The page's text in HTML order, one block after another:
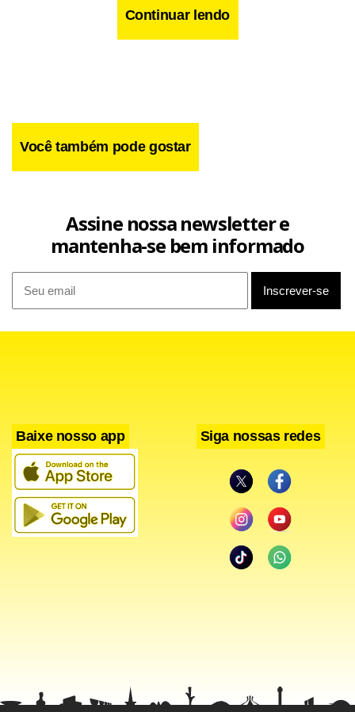
Continuar lendo
Você também pode gostar
Assine nossa newsletter e
mantenha-se bem informado
Baixe nosso app Siga nossas redes